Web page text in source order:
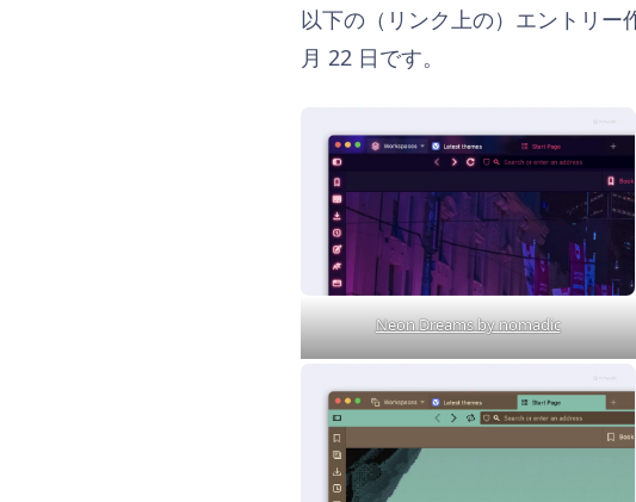
以下の（リンク上の）エントリー
月 22 日です。
Neon Dreams by nomadic